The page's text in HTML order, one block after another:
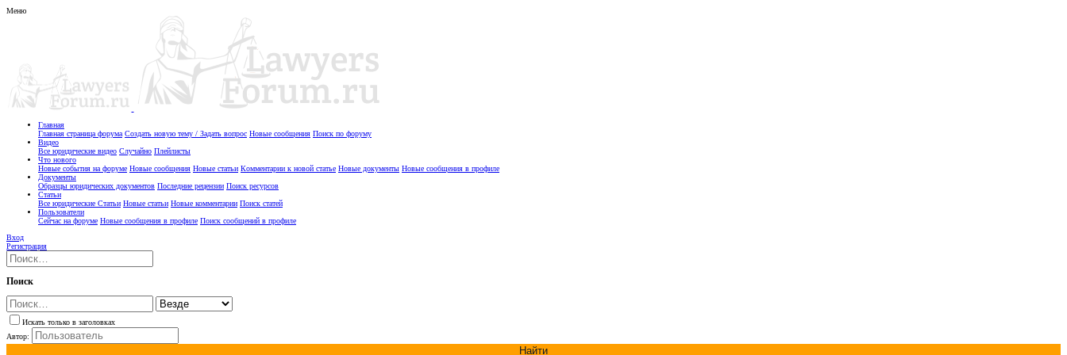
Меню
Главная
Главная страница форума Создать новую тему / Задать вопрос Новые сообщения Поиск по форуму
Видео
Все юридические видео Случайно Плейлисты
Что нового
Новые события на форуме Новые сообщения Новые статьи Комментарии к новой статье Новые документы Новые сообщения в профиле
Документы
Образцы юридических документов Последние рецензии Поиск ресурсов
Статьи
Все юридические Статьи Новые статьи Новые комментарии Поиск статей
Пользователи
Сейчас на форуме Новые сообщения в профиле Поиск сообщений в профиле
Вход
Регистрация
Поиск
Искать только в заголовках
Автор:
Найти